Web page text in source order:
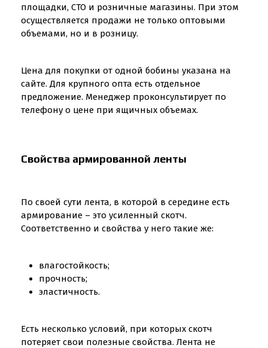
площадки, СТО и розничные магазины. При этом
осуществляется продажи не только оптовыми
объемами, но и в розницу.
Цена для покупки от одной бобины указана на
сайте. Для крупного опта есть отдельное
предложение. Менеджер проконсультирует по
телефону о цене при ящичных объемах.
Свойства армированной ленты
По своей сути лента, в которой в середине есть
армирование – это усиленный скотч.
Соответственно и свойства у него такие же:
влагостойкость;
прочность;
эластичность.
Есть несколько условий, при которых скотч
потеряет свои полезные свойства. Лента не